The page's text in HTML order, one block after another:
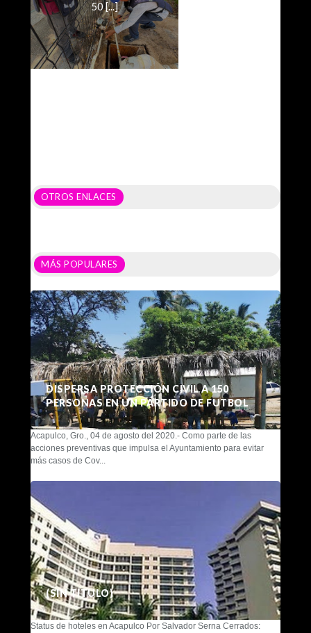
50 [...]
OTROS ENLACES
MÁS POPULARES
DISPERSA PROTECCIÓN CIVIL A 150
PERSONAS EN UN PARTIDO DE FUTBOL
Acapulco, Gro., 04 de agosto del 2020.- Como parte de las
acciones preventivas que impulsa el Ayuntamiento para evitar
más casos de Cov...
(SIN TÍTULO)
Status de hoteles en Acapulco Por Salvador Serna Cerrados: